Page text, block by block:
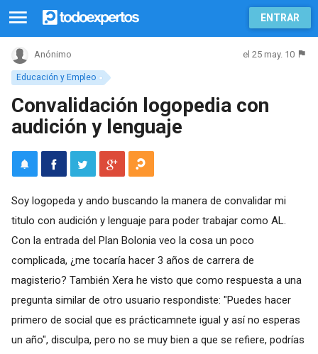
ENTRAR
Educación y Empleo
Anónimo el 25 may. 10
Convalidación logopedia con
audición y lenguaje
Soy logopeda y ando buscando la manera de convalidar mi
titulo con audición y lenguaje para poder trabajar como AL.
Con la entrada del Plan Bolonia veo la cosa un poco
complicada, ¿me tocaría hacer 3 años de carrera de
magisterio? También Xera he visto que como respuesta a una
pregunta similar de otro usuario respondiste: "Puedes hacer
primero de social que es prácticamnete igual y así no esperas
un año", disculpa, pero no se muy bien a que se refiere, podrías